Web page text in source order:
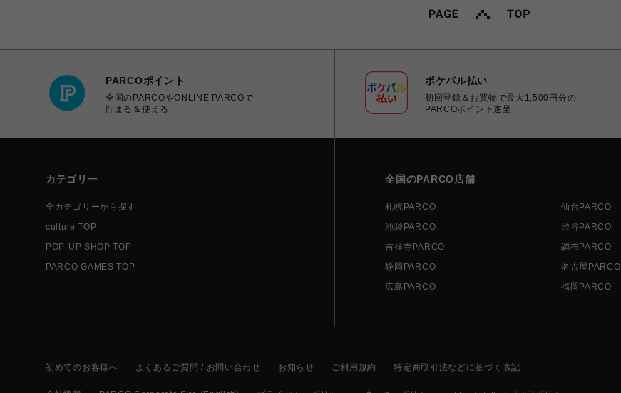
PARCOポイント
全国のPARCOやONLINE PARCOで
貯まる＆使える
ポケパル払い
初回登録＆お買物で最大1,500円分の
PARCOポイント進呈
カテゴリー
全カテゴリーから探す
culture TOP
POP-UP SHOP TOP
PARCO GAMES TOP
全国のPARCO店舗
札幌PARCO 仙台PARCO
池袋PARCO
渋谷PARCO
吉祥寺PARCO
調布PARCO
静岡PARCO
名古屋PARCO
広島PARCO
福岡PARCO
初めてのお客様へ よくあるご質問 / お問い合わせ お知らせ ご利用規約 特定商取引法などに基づく表記